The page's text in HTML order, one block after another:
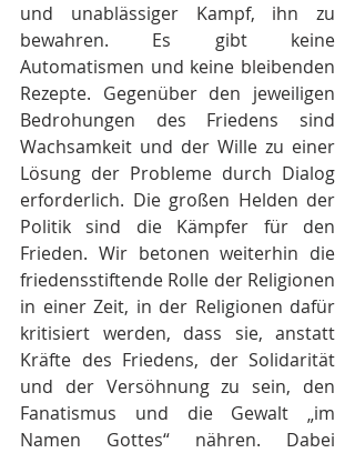
und unablässiger Kampf, ihn zu
bewahren. Es gibt keine
Automatismen und keine bleibenden
Rezepte. Gegenüber den jeweiligen
Bedrohungen des Friedens sind
Wachsamkeit und der Wille zu einer
Lösung der Probleme durch Dialog
erforderlich. Die großen Helden der
Politik sind die Kämpfer für den
Frieden. Wir betonen weiterhin die
friedensstiftende Rolle der Religionen
in einer Zeit, in der Religionen dafür
kritisiert werden, dass sie, anstatt
Kräfte des Friedens, der Solidarität
und der Versöhnung zu sein, den
Fanatismus und die Gewalt „im
Namen Gottes“ nähren. Dabei